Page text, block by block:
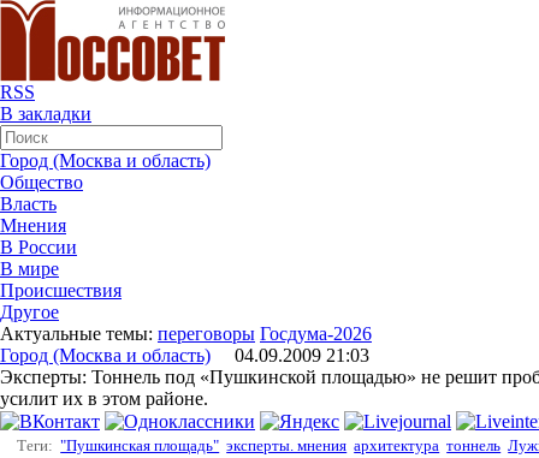
RSS
В закладки
Город (Москва и область)
Общество
Власть
Мнения
В России
В мире
Происшествия
Другое
Актуальные темы: переговоры Госдума-2026
Город (Москва и область) 04.09.2009 21:03
Эксперты: Тоннель под «Пушкинской площадью» не решит
усилит их в этом районе.
Теги: "Пушкинская площадь" эксперты. мнения архитектура тоннель